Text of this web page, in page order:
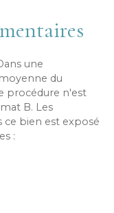
une
du
procédure n'est
B. Les
ce bien est exposé
: